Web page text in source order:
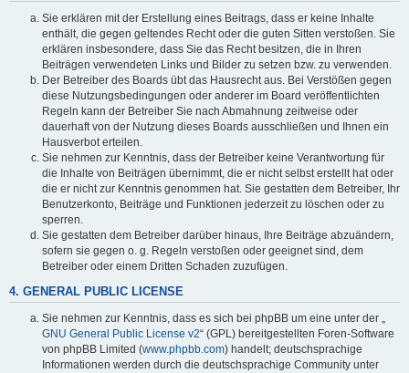
Sie erklären mit der Erstellung eines Beitrags, dass er keine Inhalte
enthält, die gegen geltendes Recht oder die guten Sitten verstoßen. Sie
erklären insbesondere, dass Sie das Recht besitzen, die in Ihren
Beiträgen verwendeten Links und Bilder zu setzen bzw. zu verwenden.
Der Betreiber des Boards übt das Hausrecht aus. Bei Verstößen gegen
diese Nutzungsbedingungen oder anderer im Board veröffentlichten
Regeln kann der Betreiber Sie nach Abmahnung zeitweise oder
dauerhaft von der Nutzung dieses Boards ausschließen und Ihnen ein
Hausverbot erteilen.
Sie nehmen zur Kenntnis, dass der Betreiber keine Verantwortung für
die Inhalte von Beiträgen übernimmt, die er nicht selbst erstellt hat oder
die er nicht zur Kenntnis genommen hat. Sie gestatten dem Betreiber, Ihr
Benutzerkonto, Beiträge und Funktionen jederzeit zu löschen oder zu
sperren.
Sie gestatten dem Betreiber darüber hinaus, Ihre Beiträge abzuändern,
sofern sie gegen o. g. Regeln verstoßen oder geeignet sind, dem
Betreiber oder einem Dritten Schaden zuzufügen.
4. GENERAL PUBLIC LICENSE
Sie nehmen zur Kenntnis, dass es sich bei phpBB um eine unter der „
GNU General Public License v2“ (GPL) bereitgestellten Foren-Software
von phpBB Limited (www.phpbb.com) handelt; deutschsprachige
Informationen werden durch die deutschsprachige Community unter